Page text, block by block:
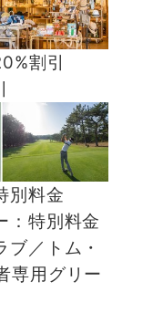
割引
別料金
：特別料金
／トム・
専用グリー